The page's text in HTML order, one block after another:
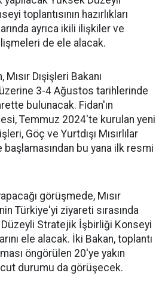
toplantısının hazırlıkları
ayrıca ikili ilişkiler ve
de ele alacak.
Mısır Dışişleri Bakanı
3-4 Ağustos tarihlerinde
bulunacak. Fidan'ın
Temmuz 2024'te kurulan yeni
Göç ve Yurtdışı Mısırlılar
başlamasından bu yana ilk resmi
görüşmede, Mısır
Türkiye'yi ziyareti sırasında
Stratejik İşbirliği Konseyi
ele alacak. İki Bakan, toplantı
öngörülen 20'ye yakın
durumu da görüşecek.